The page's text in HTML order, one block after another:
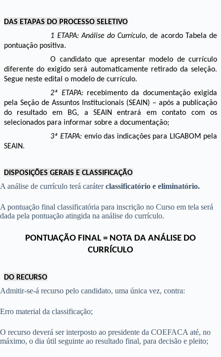
DAS ETAPAS DO PROCESSO SELETIVO
1 ETAPA: Análise do Currículo,de acordo Tabela de
pontuação positiva.
O candidato que apresentar modelo de currículo
diferente do exigido será automaticamente retirado da seleção.
Segue neste edital o modelo de currículo.
2ª ETAPA:recebimento da documentação exigida
pela Seção de Assuntos Institucionais (SEAIN) – após a publicação
do resultado em BG, a SEAIN entrará em contato com os
selecionados para informar sobre a documentação;
3ª ETAPA: envio das indicações para LIGABOM pela
SEAIN.
DISPOSIÇÕES GERAIS E CLASSIFICAÇÃO
A análise de currículo terá caráterclassificatório e eliminatório.
A pontuação final classificatória para inscrição no Curso em tela será
dada pela pontuação atingida na análise do currículo.
PONTUAÇÃO FINAL = NOTA DA ANÁLISE DO
CURRÍCULO
DO RECURSO
Admitir-se-á recurso pelo candidato, uma única vez, contra:
Erro material da classificação;
O recurso deverá ser interposto ao presidente da COEFACA até, no
máximo, o dia útil seguinte ao resultado final, para decisão e pleito;